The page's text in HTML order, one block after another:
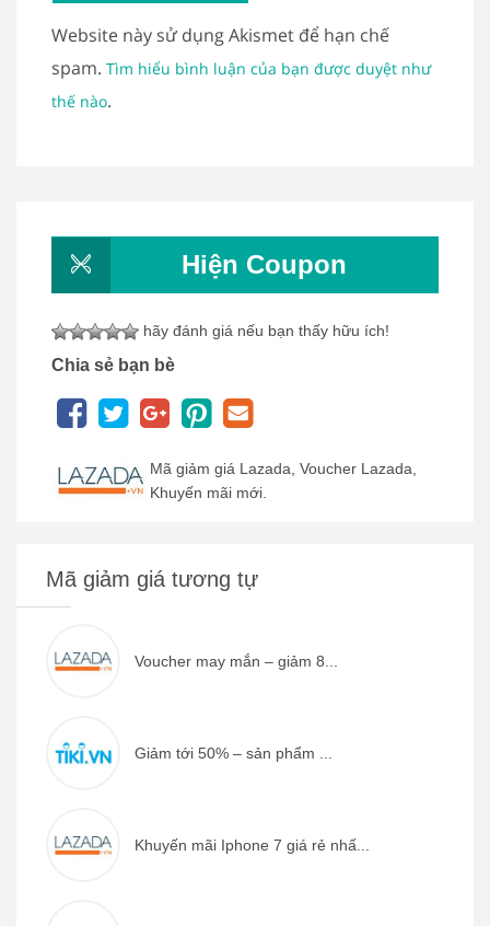
Website này sử dụng Akismet để hạn chế
spam. Tìm hiểu bình luận của bạn được duyệt như
thế nào.
Hiện Coupon
hãy đánh giá nếu bạn thấy hữu ích!
Chia sẻ bạn bè
Mã giảm giá Lazada, Voucher Lazada,
Khuyến mãi mới.
Mã giảm giá tương tự
Voucher may mắn – giảm 8...
Giảm tới 50% – sản phẩm ...
Khuyến mãi Iphone 7 giá rẻ nhấ...